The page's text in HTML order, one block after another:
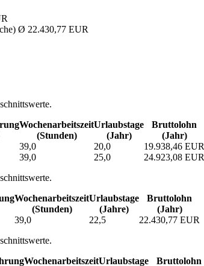
Ø 22.430,77 EUR
Wochen­arbeitszeit
(Stunden)
Urlaubs­tage
(Jahr)
Bruttolohn
(Jahr)
39,0 20,0
19.938,46 EUR
39,0 25,0
24.923,08 EUR
Wochen­arbeitszeit
(Stunden)
Urlaubs­tage
(Jahre)
Bruttolohn
(Jahr)
39,0 22,5
22.430,77 EUR
Wochen­arbeitszeitUrlaubs­tage
Bruttolohn